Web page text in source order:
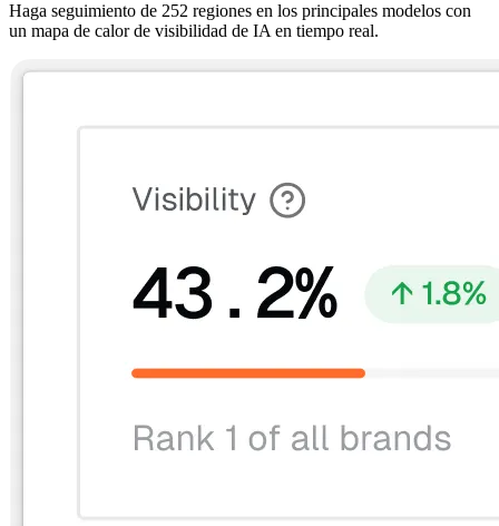
Haga seguimiento de 252 regiones en los principales modelos con
un mapa de calor de visibilidad de IA en tiempo real.